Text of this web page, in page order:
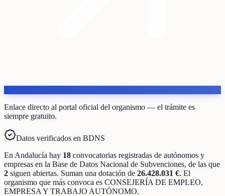
Enlace directo al portal oficial del organismo — el trámite es
siempre gratuito.
Datos verificados en BDNS
En Andalucía hay 18 convocatorias registradas de autónomos y
empresas en la Base de Datos Nacional de Subvenciones, de las que
2 siguen abiertas. Suman una dotación de 26.428.031 €. El
organismo que más convoca es CONSEJERÍA DE EMPLEO,
EMPRESA Y TRABAJO AUTÓNOMO.